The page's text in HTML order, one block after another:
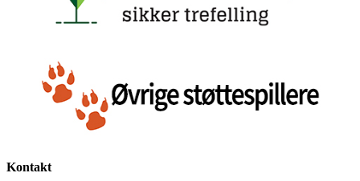
Kontakt